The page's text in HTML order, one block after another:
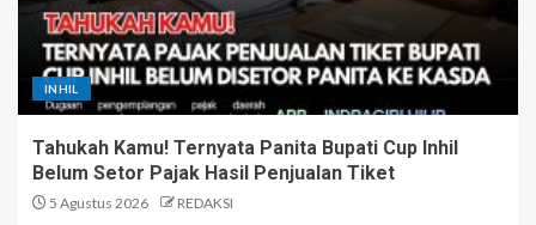
INHIL
Tahukah Kamu! Ternyata Panita Bupati Cup Inhil
Belum Setor Pajak Hasil Penjualan Tiket
5 Agustus 2026 REDAKSI